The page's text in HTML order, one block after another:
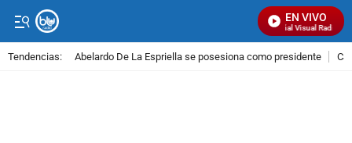
EN VIVO
Señal Visual Radio
Tendencias: Abelardo De La Espriella se posesiona como presidente